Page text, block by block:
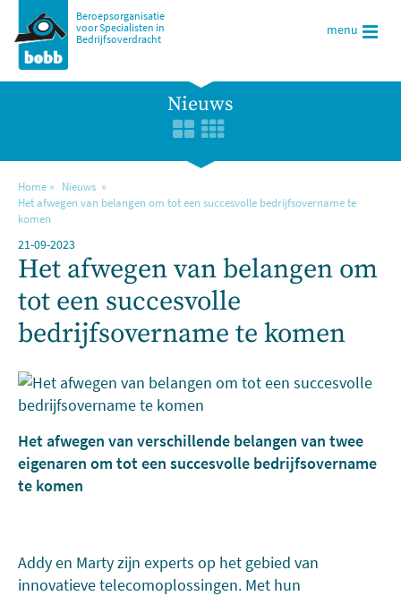
Beroepsorganisatie
voor Specialisten in
Bedrijfsoverdracht
menu
Nieuws
Home
Nieuws
Het afwegen van belangen om tot een succesvolle bedrijfsovername te
komen
21-09-2023
Het afwegen van belangen om
tot een succesvolle
bedrijfsovername te komen
Het afwegen van verschillende belangen van twee
eigenaren om tot een succesvolle bedrijfsovername
te komen
Addy en Marty zijn experts op het gebied van
innovatieve telecomoplossingen. Met hun